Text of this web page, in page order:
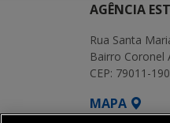
AGÊNCIA
Rua Santa
Bairro Coronel
CEP: 79011-190
MAPA